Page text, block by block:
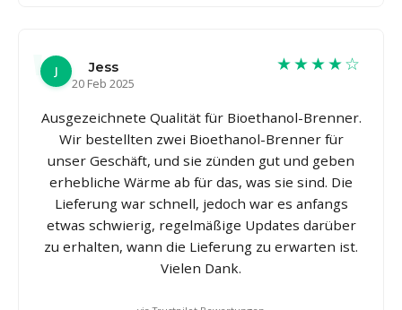
J
Jess
20 Feb 2025
★★★★☆
Ausgezeichnete Qualität für Bioethanol-Brenner.
Wir bestellten zwei Bioethanol-Brenner für
unser Geschäft, und sie zünden gut und geben
erhebliche Wärme ab für das, was sie sind. Die
Lieferung war schnell, jedoch war es anfangs
etwas schwierig, regelmäßige Updates darüber
zu erhalten, wann die Lieferung zu erwarten ist.
Vielen Dank.